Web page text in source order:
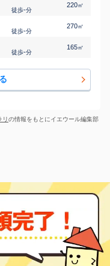
徒歩-分
220㎡
徒歩-分
270㎡
徒歩-分
165㎡
-㎡
-
690㎡
徒歩-分
460㎡
徒歩-分
-
210
分
860㎡
リの情報をもとにイエウール編集部